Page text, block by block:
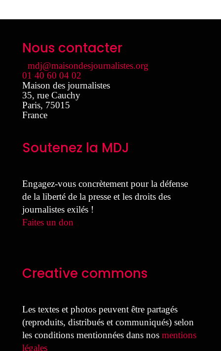
Nous contacter
mdj@maisondesjournalistes.org
01 40 60 04 02
Maison des journalistes
35, rue Cauchy
Paris, 75015
France
Soutenez la MDJ
Engagez-vous concrètement pour la défense
de la liberté de la presse et les droits des
journalistes exilés !
Faites un don
Creative commons
Les textes et photos peuvent être partagés
(reproduits, distribués et communiqués) selon
les conditions mentionnées dans nos mentions
légales